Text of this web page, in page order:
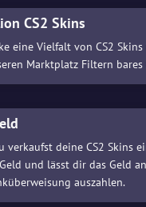
CS2 Skins
eine Vielfalt von CS2
Marktplatz Filtern bares
verkaufst deine CS2 Skins
und lässt dir das Geld
auszahlen.